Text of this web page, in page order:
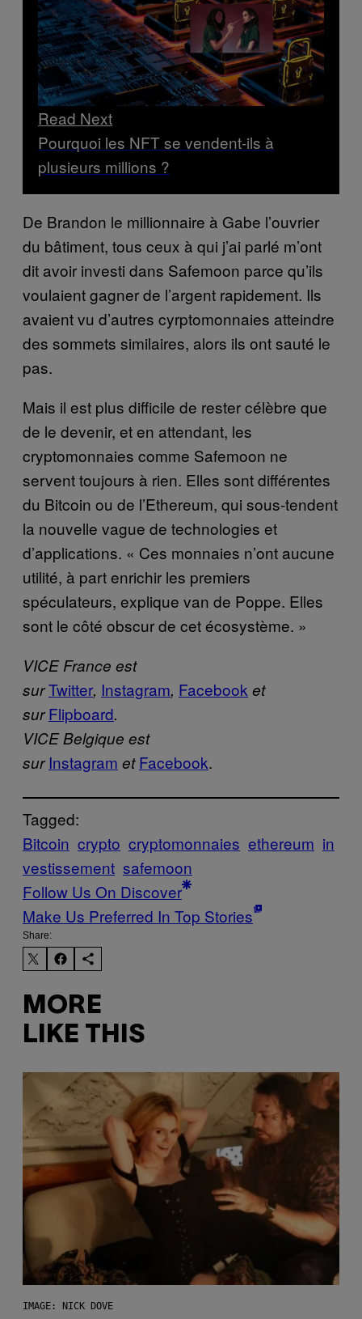
Read Next
Pourquoi les NFT se vendent-ils à
plusieurs millions ?
De Brandon le millionnaire à Gabe l’ouvrier
du bâtiment, tous ceux à qui j’ai parlé m’ont
dit avoir investi dans Safemoon parce qu’ils
voulaient gagner de l’argent rapidement. Ils
avaient vu d’autres cyrptomonnaies atteindre
des sommets similaires, alors ils ont sauté le
pas.
Mais il est plus difficile de rester célèbre que
de le devenir, et en attendant, les
cryptomonnaies comme Safemoon ne
servent toujours à rien. Elles sont différentes
du Bitcoin ou de l’Ethereum, qui sous-tendent
la nouvelle vague de technologies et
d’applications. « Ces monnaies n’ont aucune
utilité, à part enrichir les premiers
spéculateurs, explique van de Poppe. Elles
sont le côté obscur de cet écosystème. »
VICE France est
surTwitter, Instagram, Facebook et
sur Flipboard.
VICE Belgique est
sur Instagram et Facebook.
Tagged:
Bitcoin crypto cryptomonnaies ethereum in
vestissement safemoon
Follow Us On Discover
Make Us Preferred In Top Stories
Share:
MORE
LIKE THIS
IMAGE: NICK DOVE